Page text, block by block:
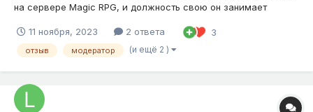
на сервере Magic RPG, и должность свою он занимает
преуспеть. За свой долгий стаж я повидал много модеров,
ловеров и хедов, и к счастью, он стал одним из тех, кто как
11 ноября, 2023 2 ответа 3
отзыв модератор (и ещё 2 )